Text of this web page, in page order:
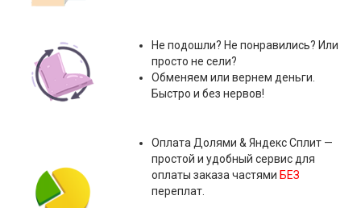
Не подошли? Не понравились? Или
просто не сели?
Обменяем или вернем деньги.
Быстро и без нервов!
ОплатаДолями & Яндекс Сплит —
простой и удобный сервис для
оплаты заказа частями БЕЗ
переплат.